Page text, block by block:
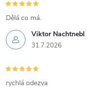
Viktor Nachtnebl
31.7.2026
Dělá co má.
rychlá odezva